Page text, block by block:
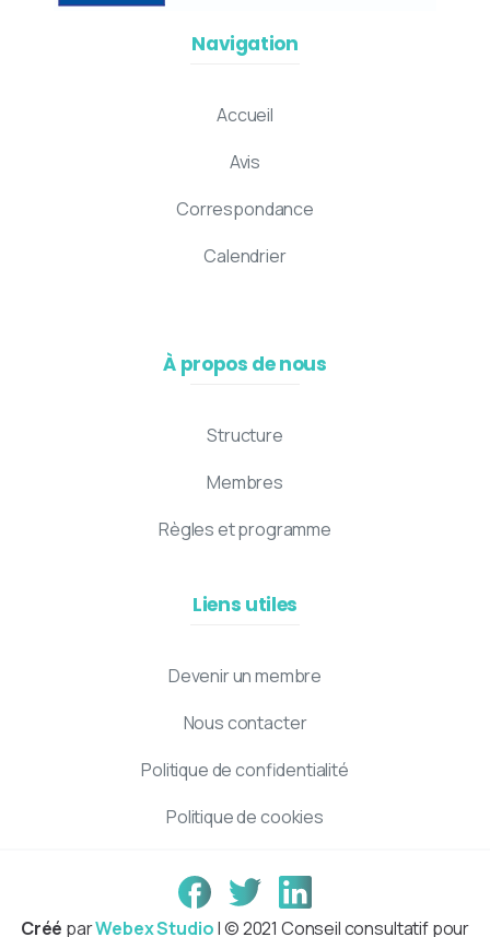
Navigation
Accueil
Avis
Correspondance
Calendrier
À propos de nous
Structure
Membres
Règles et programme
Liens utiles
Devenir un membre
Nous contacter
Politique de confidentialité
Politique de cookies
Créé parWebex Studio| © 2021 Conseil consultatif pour